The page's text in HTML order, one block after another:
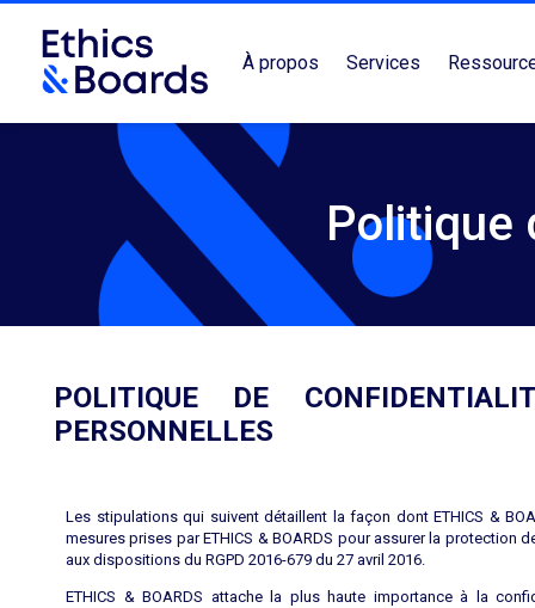
À propos Services
Politique
POLITIQUE DE
PERSONNELLES
Les stipulations qui suivent détaillent la façon dont ETHICS &
mesures prises par ETHICS & BOARDS pour assurer la
aux dispositions du RGPD 2016-679 du 27 avril 2016.
ETHICS & BOARDS attache la plus haute importance à la